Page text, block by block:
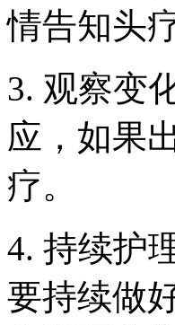
情告知头
3. 观察变
应，如果
疗。
4. 持续护
要持续做